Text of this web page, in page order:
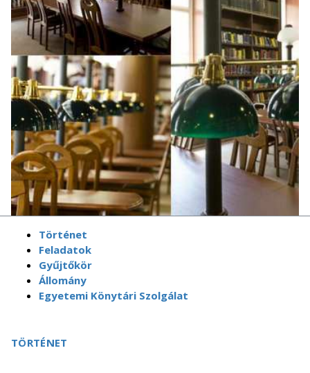
Történet
Feladatok
Gyűjtőkör
Állomány
Egyetemi Könytári Szolgálat
TÖRTÉNET